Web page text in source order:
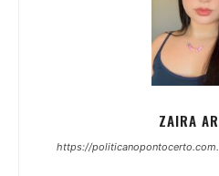
ZAIRA
https://